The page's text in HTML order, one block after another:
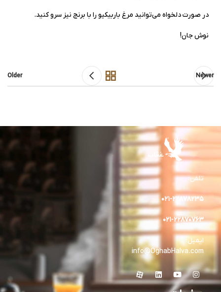
در صورت دلخواه می‌توانید مرغ باربیکیو را با برنج نیز سرو کنید.
نوش جان!
Newer
Older
تلفن:
۰۲۱-۲۲۸۷۸۲٣۵
۰۲۱-۲۲۸۷۰۷۶۳
ایمیل:
info@OghabHalva.com